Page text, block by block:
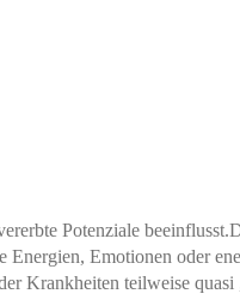
Potenziale
Emotionen oder
Krankheiten teilweise quasi